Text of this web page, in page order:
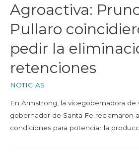
Agroactiva:
Pullaro
pedir la
retenciones
NOTICIAS
En Armstrong, la vicegobernadora de
gobernador de Santa Fe reclamaron
condiciones para potenciar la